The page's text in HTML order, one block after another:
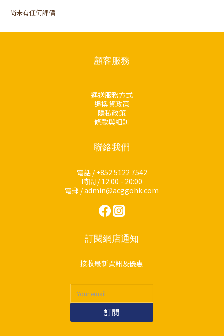
尚未有任何評價
顧客服務
運送服務方式
退換貨政策
隱私政策
條款與細則
聯絡我們
電話 / +852 5122 7542
時間 / 12:00 - 20:00
電郵 / admin@acggohk.com
訂閱網店通知
接收最新資訊及優惠
訂閱